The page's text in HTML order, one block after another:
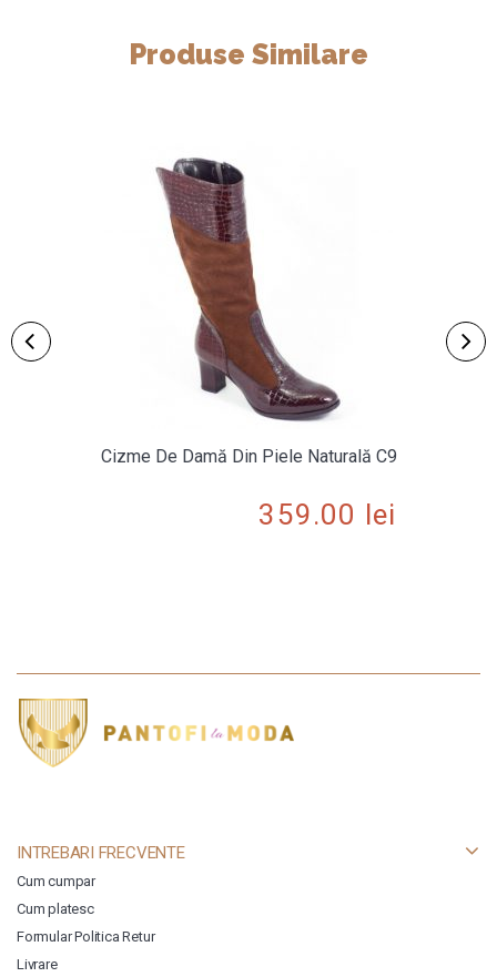
Produse Similare
Cizme De Damă Din Piele Naturală C9
359.00 lei
INTREBARI FRECVENTE
Cum cumpar
Cum platesc
Formular Politica Retur
Livrare